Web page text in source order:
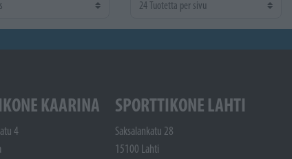
KAARINA
4
SPORTTIKONE LAHTI
Saksalankatu 28
15100 Lahti